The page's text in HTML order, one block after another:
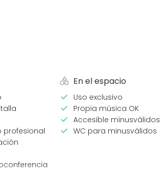
profesional
En el espacio
Uso exclusivo
Propia música OK
Accesible minusválidos
WC para minusválidos